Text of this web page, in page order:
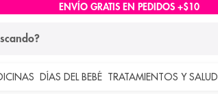
ENVÍO GRATIS EN PEDIDOS +$10
DÍAS DEL BEBÉ TRATAMIENTOS Y SALUD
buscados